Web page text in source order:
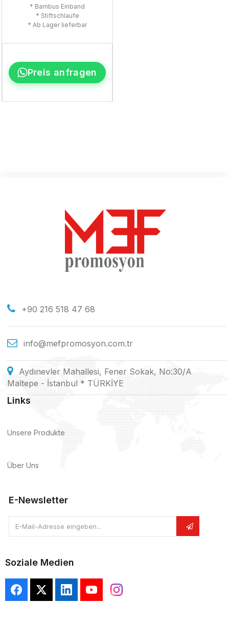
* Bambus Einband
* Stiftschlaufe
* Ab Lager lieferbar
Preis anfragen
+90 216 518 47 68
info@mefpromosyon.com.tr
Aydınevler Mahallesi, Fener Sokak, No:30/A
Maltepe - İstanbul * TÜRKİYE
Links
Unsere Produkte
Über Uns
E-Newsletter
Soziale Medien